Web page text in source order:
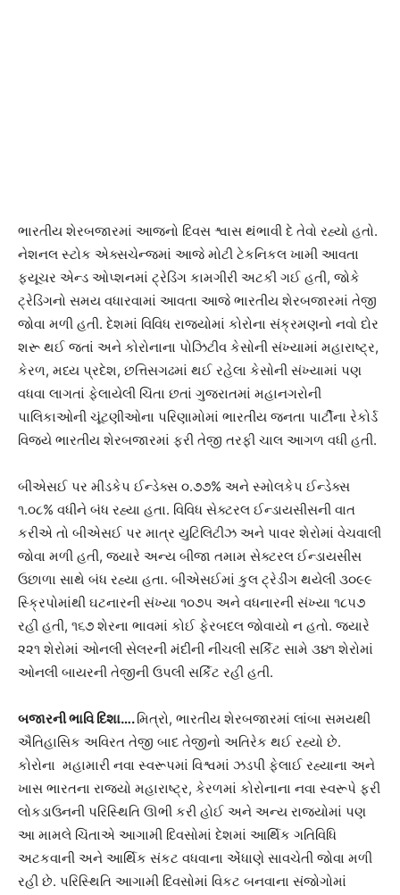
ભારતીય શેરબજારમાં આજનો દિવસ શ્વાસ થંભાવી દે તેવો રહ્યો હતો.
નેશનલ સ્ટોક એક્સચેન્જમાં આજે મોટી ટેકનિકલ ખામી આવતા
ફ્યૂચર એન્ડ ઓપ્શનમાં ટ્રેડિંગ કામગીરી અટકી ગઈ હતી, જોકે
ટ્રેડિંગનો સમય વધારવામાં આવતા આજે ભારતીય શેરબજારમાં તેજી
જોવા મળી હતી. દેશમાં વિવિધ રાજયોમાં કોરોના સંક્રમણનો નવો દોર
શરૂ થઈ જતાં અને કોરોનાના પોઝિટીવ કેસોની સંખ્યામાં મહારાષ્ટ્ર,
કેરળ, મધ્ય પ્રદેશ, છત્તિસગઢમાં થઈ રહેલા કેસોની સંખ્યામાં પણ
વધવા લાગતાં ફેલાયેલી ચિંતા છતાં ગુજરાતમાં મહાનગરોની
પાલિકાઓની ચૂંટણીઓના પરિણામોમાં ભારતીય જનતા પાર્ટીના રેકોર્ડ
વિજયે ભારતીય શેરબજારમાં ફરી તેજી તરફી ચાલ આગળ વધી હતી.
બીએસઈ પર મીડકેપ ઈન્ડેક્સ ૦.૭૭% અને સ્મોલકેપ ઈન્ડેક્સ
૧.૦૮% વધીને બંધ રહ્યા હતા. વિવિધ સેક્ટરલ ઈન્ડાયસીસની વાત
કરીએ તો બીએસઈ પર માત્ર યુટિલિટીઝ અને પાવર શેરોમાં વેચવાલી
જોવા મળી હતી, જ્યારે અન્ય બીજા તમામ સેક્ટરલ ઈન્ડાયસીસ
ઉછાળા સાથે બંધ રહ્યા હતા. બીએસઈમાં કુલ ટ્રેડીંગ થયેલી ૩૦૯૯
સ્ક્રિપોમાંથી ઘટનારની સંખ્યા ૧૦૭૫ અને વધનારની સંખ્યા ૧૮૫૭
રહી હતી, ૧૬૭ શેરના ભાવમાં કોઈ ફેરબદલ જોવાયો ન હતો. જ્યારે
૨૨૧ શેરોમાં ઓનલી સેલરની મંદીની નીચલી સર્કિટ સામે ૩૪૧ શેરોમાં
ઓનલી બાયરની તેજીની ઉપલી સર્કિટ રહી હતી.
બજારની ભાવિ દિશા….મિત્રો, ભારતીય શેરબજારમાં લાંબા સમયથી
ઐતિહાસિક અવિરત તેજી બાદ તેજીનો અતિરેક થઈ રહ્યો છે.
કોરોના મહામારી નવા સ્વરૂપમાં વિશ્વમાં ઝડપી ફેલાઈ રહ્યાના અને
ખાસ ભારતના રાજયો મહારાષ્ટ્ર, કેરળમાં કોરોનાના નવા સ્વરૂપે ફરી
લોકડાઉનની પરિસ્થિતિ ઊભી કરી હોઈ અને અન્ય રાજયોમાં પણ
આ મામલે ચિંતાએ આગામી દિવસોમાં દેશમાં આર્થિક ગતિવિધિ
અટકવાની અને આર્થિક સંકટ વધવાના એંધાણે સાવચેતી જોવા મળી
રહી છે. પરિસ્થિતિ આગામી દિવસોમાં વિકટ બનવાના સંજોગોમાં